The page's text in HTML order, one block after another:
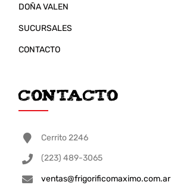
DOÑA VALEN
SUCURSALES
CONTACTO
Contacto
Cerrito 2246
(223) 489-3065
ventas@frigorificomaximo.com.ar